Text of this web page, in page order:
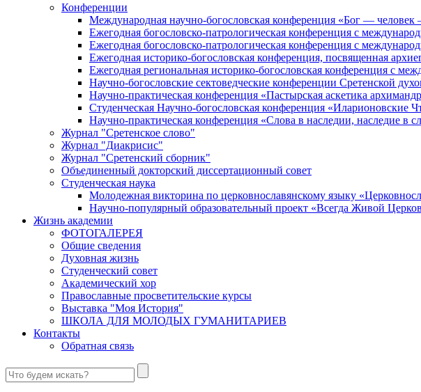
Конференции
Международная научно-богословская конференция «Бог —
Ежегодная богословско-патрологическая конференция с
Ежегодная богословско-патрологическая конференция с
Ежегодная историко-богословская конференция, посвященная
Ежегодная региональная историко-богословская конференция с
Научно-богословские сектоведческие конференции Сретенской
Научно-практическая конференция «Пастырская аскетика
Студенческая Научно-богословская конференция «Иларионовские
Научно-практическая конференция «Cлова в наследии, наследие в
Журнал "Сретенское слово"
Журнал "Диакрисис"
Журнал "Сретенский сборник"
Объединенный докторский диссертационный совет
Студенческая наука
Молодежная викторина по церковнославянскому языку
Научно-популярный образовательный проект «Всегда Живой
Жизнь академии
ФОТОГАЛЕРЕЯ
Общие сведения
Духовная жизнь
Студенческий совет
Академический хор
Православные просветительские курсы
Выставка "Моя История"
ШКОЛА ДЛЯ МОЛОДЫХ ГУМАНИТАРИЕВ
Контакты
Обратная связь